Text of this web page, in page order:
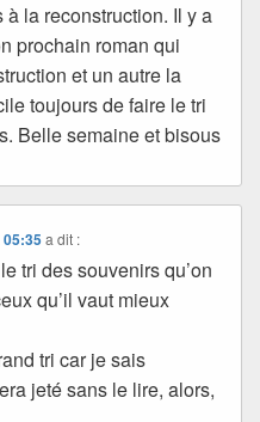
la reconstruction. Il y a
prochain roman qui
et un autre la
toujours de faire le tri
Belle semaine et bisous
05:35 a dit :
tri des souvenirs qu’on
qu’il vaut mieux
tri car je sais
jeté sans le lire, alors,